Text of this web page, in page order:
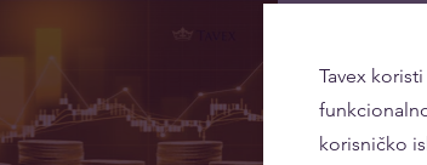
Tavex
korisničko